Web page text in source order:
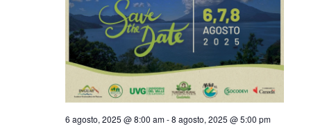
6 agosto, 2025 @ 8:00 am-8 agosto, 2025 @ 5:00 pm